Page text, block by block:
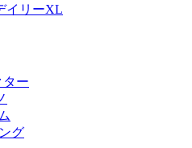
イリーXL
ター
グ